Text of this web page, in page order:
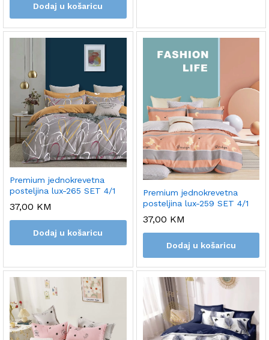
Dodaj u košaricu
Premium jednokrevetna
posteljina lux-265 SET 4/1
37,00 KM
Dodaj u košaricu
Premium jednokrevetna
posteljina lux-259 SET 4/1
37,00 KM
Dodaj u košaricu